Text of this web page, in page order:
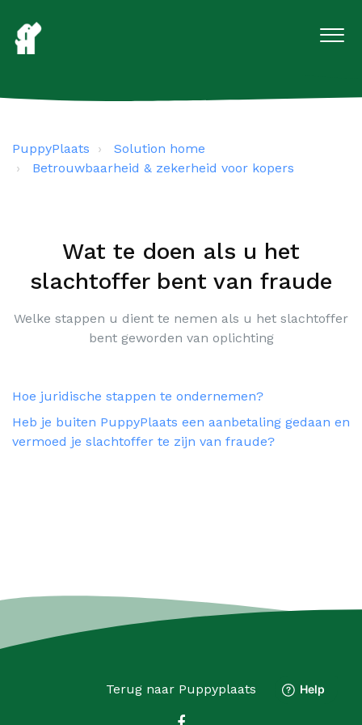
PuppyPlaats
Solution home
Betrouwbaarheid & zekerheid voor kopers
Wat te doen als u het
slachtoffer bent van fraude
Welke stappen u dient te nemen als u het slachtoffer
bent geworden van oplichting
Hoe juridische stappen te ondernemen?
Heb je buiten PuppyPlaats een aanbetaling gedaan en
vermoed je slachtoffer te zijn van fraude?
Terug naar Puppyplaats